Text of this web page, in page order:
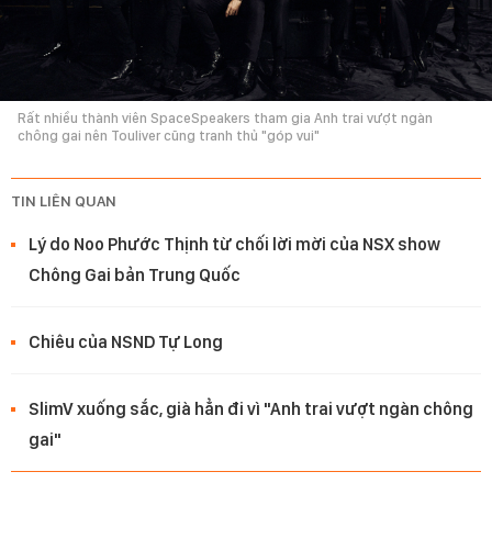
Rất nhiều thành viên SpaceSpeakers tham gia Anh trai vượt ngàn
chông gai nên Touliver cũng tranh thủ "góp vui"
TIN LIÊN QUAN
Lý do Noo Phước Thịnh từ chối lời mời của NSX show
Chông Gai bản Trung Quốc
Chiêu của NSND Tự Long
SlimV xuống sắc, già hẳn đi vì "Anh trai vượt ngàn chông
gai"